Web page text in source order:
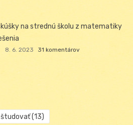
na strednú školu z matematiky
8. 6. 2023 31 komentárov
študovať(13)